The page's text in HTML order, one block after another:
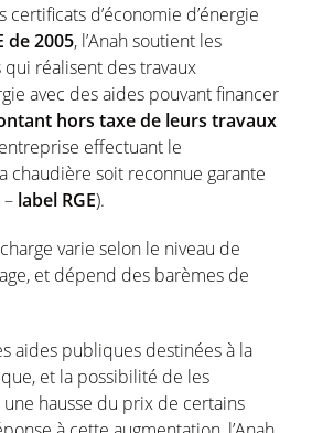
d’économie d’énergie
de 2005, l’Anah soutient les
réalisent des travaux
avec des aides pouvant financer
hors taxe de leurs travaux
effectuant le
chaudière soit reconnue garante
label RGE).
varie selon le niveau de
et dépend des barèmes de
aides publiques destinées à la
et la possibilité de les
hausse du prix de certains